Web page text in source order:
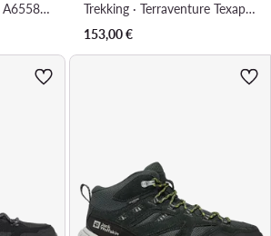
Trekking · Ps Trail Low A65586 · Bež
Trekking · Terraventure Texapore Mid M 4051521 · Crna
153,00€